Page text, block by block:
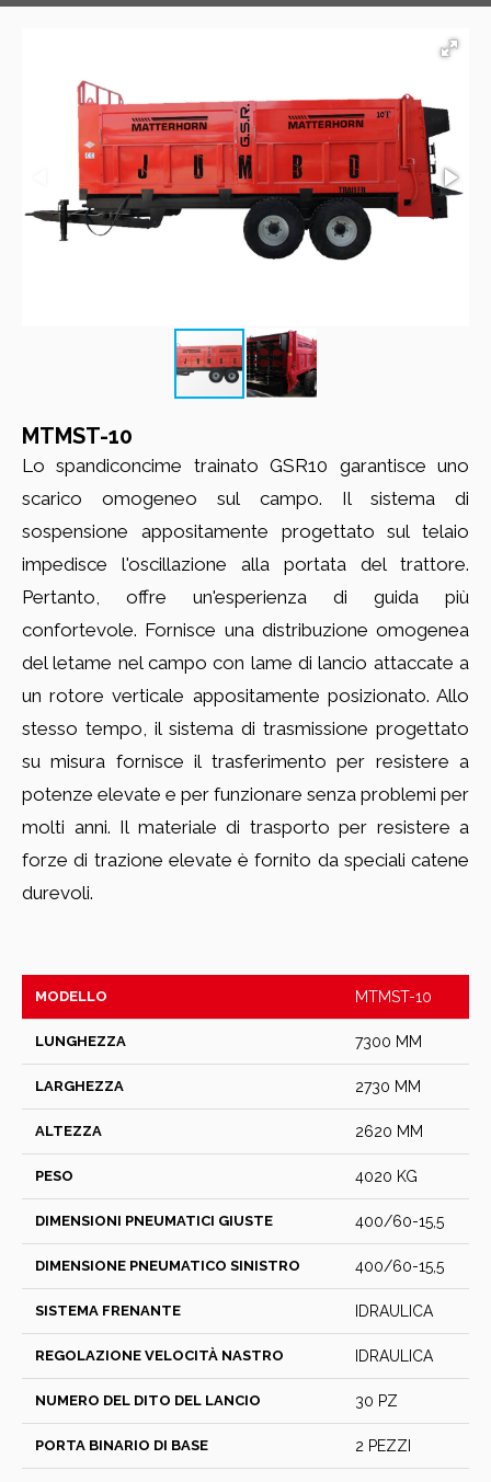
MTMST-10
Lo spandiconcime trainato GSR10 garantisce uno
scarico omogeneo sul campo. Il sistema di
sospensione appositamente progettato sul telaio
impedisce l'oscillazione alla portata del trattore.
Pertanto, offre un'esperienza di guida più
confortevole. Fornisce una distribuzione omogenea
del letame nel campo con lame di lancio attaccate a
un rotore verticale appositamente posizionato. Allo
stesso tempo, il sistema di trasmissione progettato
su misura fornisce il trasferimento per resistere a
potenze elevate e per funzionare senza problemi per
molti anni. Il materiale di trasporto per resistere a
forze di trazione elevate è fornito da speciali catene
durevoli.
MODELLO MTMST-10
LUNGHEZZA 7300 MM
LARGHEZZA 2730 MM
ALTEZZA 2620 MM
PESO 4020 KG
DIMENSIONI PNEUMATICI GIUSTE 400/60-15,5
DIMENSIONE PNEUMATICO SINISTRO 400/60-15,5
SISTEMA FRENANTE IDRAULICA
REGOLAZIONE VELOCITÀ NASTRO IDRAULICA
NUMERO DEL DITO DEL LANCIO 30 PZ
PORTA BINARIO DI BASE 2 PEZZI